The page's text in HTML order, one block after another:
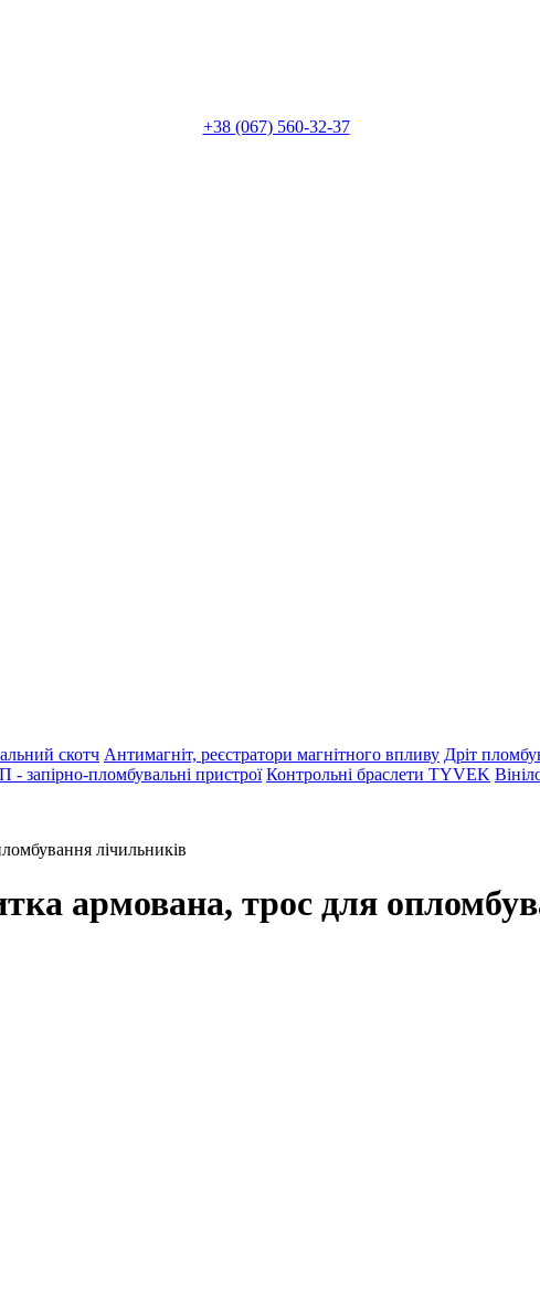
+38 (067) 560-32-37
скотч Антимагніт, реєстратори магнітного впливу Дріт
- запірно-пломбувальні пристрої Контрольні браслети TYVEK
лічильників
армована, трос для